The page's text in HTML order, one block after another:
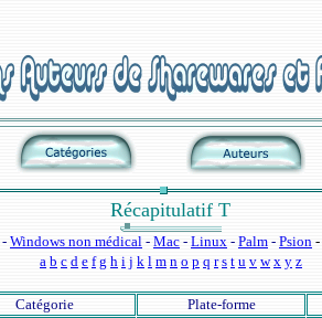
Récapitulatif T
- Windows non médical - Mac - Linux - Palm - Psion -
a b c d e f g h i j k l m n o p q r s t u v w x y z
Catégorie Plate-forme